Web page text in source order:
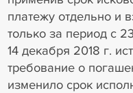
платежу отдельно и
только за период с
14 декабря 2018 г.
требование о
изменило срок